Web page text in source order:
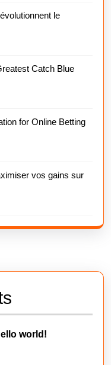
le
Catch Blue
for Online Betting
vos gains sur
world!